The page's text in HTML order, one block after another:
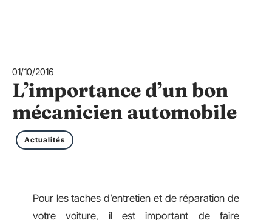
01/10/2016
L’importance d’un bon
mécanicien automobile
Actualités
Pour les taches d’entretien et de réparation de
votre voiture, il est important de faire